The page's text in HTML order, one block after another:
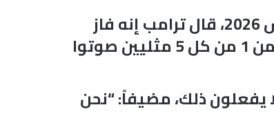
ولم تتوقف تناقضات ترامب عند هذا الحد، ففي مقابلة مع “فوكس نيوز” في 26 مارس 2026، قال ترامب إنه فاز
“بأصوات المثليين” أكثر من أي جمهوري آخر، رغم أن استطلاعات الرأي أظهرت أن أقل من 1 من كل 5 مثليين صوتوا
يفعلون ذلك، مضيفاً: “نحن